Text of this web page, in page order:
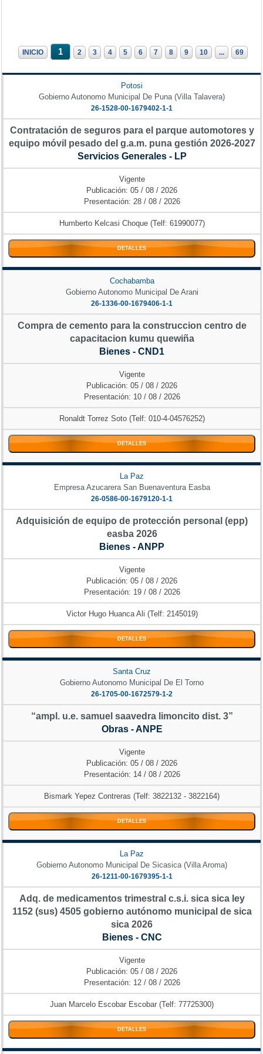
INICIO 1 2 3 4 5 6 7 8 9 10 ... 69
Potosi
Gobierno Autonomo Municipal De Puna (Villa Talavera)
26-1528-00-1679402-1-1
Contratación de seguros para el parque automotores y
equipo móvil pesado del g.a.m. puna gestión 2026-2027
Servicios Generales - LP
Vigente
Publicación: 05 / 08 / 2026
Presentación: 28 / 08 / 2026
Humberto Kelcasi Choque (Telf: 61990077)
DETALLES
Cochabamba
Gobierno Autonomo Municipal De Arani
26-1336-00-1679406-1-1
Compra de cemento para la construccion centro de
capacitacion kumu quewiña
Bienes - CND1
Vigente
Publicación: 05 / 08 / 2026
Presentación: 10 / 08 / 2026
Ronaldt Torrez Soto (Telf: 010-4-04576252)
DETALLES
La Paz
Empresa Azucarera San Buenaventura Easba
26-0586-00-1679120-1-1
Adquisición de equipo de protección personal (epp)
easba 2026
Bienes - ANPP
Vigente
Publicación: 05 / 08 / 2026
Presentación: 19 / 08 / 2026
Victor Hugo Huanca Ali (Telf: 2145019)
DETALLES
Santa Cruz
Gobierno Autonomo Municipal De El Torno
26-1705-00-1672579-1-2
“ampl. u.e. samuel saavedra limoncito dist. 3”
Obras - ANPE
Vigente
Publicación: 05 / 08 / 2026
Presentación: 14 / 08 / 2026
Bismark Yepez Contreras (Telf: 3822132 - 3822164)
DETALLES
La Paz
Gobierno Autonomo Municipal De Sicasica (Villa Aroma)
26-1211-00-1679395-1-1
Adq. de medicamentos trimestral c.s.i. sica sica ley
1152 (sus) 4505 gobierno autónomo municipal de sica
sica 2026
Bienes - CNC
Vigente
Publicación: 05 / 08 / 2026
Presentación: 12 / 08 / 2026
Juan Marcelo Escobar Escobar (Telf: 77725300)
DETALLES